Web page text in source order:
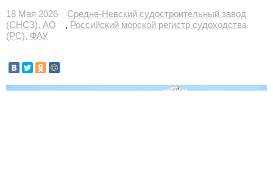
18 Мая 2026
Средне-Невский судостроительный завод
(СНСЗ), АО
, Российский морской регистр судоходства
(РС), ФАУ